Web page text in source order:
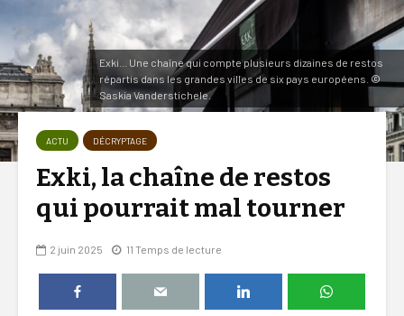
Exki... Une chaîne qui compte plusieurs dizaines de restos
répartis dans les grandes villes de six pays européens. ©
Saskia Vanderstichele.
ACTU DÉCRYPTAGE
Exki, la chaîne de restos
qui pourrait mal tourner
2 juin 2025 11 Temps de lecture